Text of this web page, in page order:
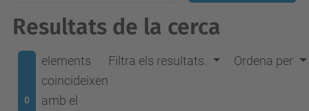
Resultats de la cerca
0
elements
coincideixen
amb el
Filtra els resultats. Ordena per